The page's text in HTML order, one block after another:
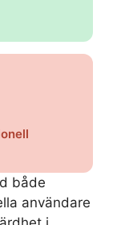
både
användare